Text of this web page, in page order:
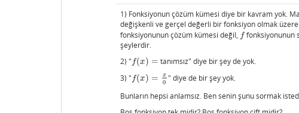
1) Fonksiyonun çözüm kümesi diye bir kavram yok.
değişkenli ve gerçel değerli bir fonksiyon olmak üzere
fonksiyonunun çözüm kümesi değil, f
f fonksiyonunun
şeylerdir.
2) " f(x) =
f(x)=
tanımsız" diye bir şey de yok.
3) " f(x) = x
0
f(x)=x 0
" diye de bir şey yok.
Bunların hepsi anlamsız. Ben senin şunu sormak